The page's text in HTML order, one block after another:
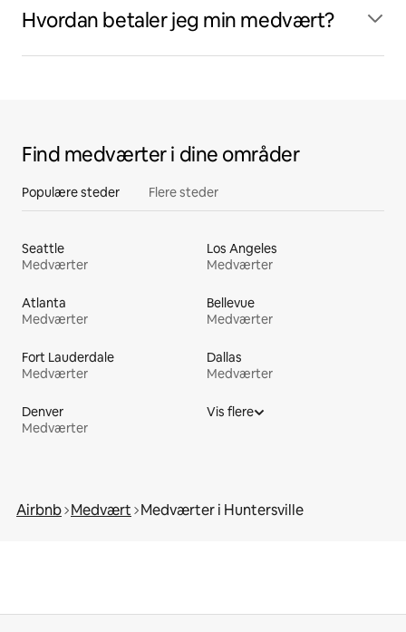
Hvordan betaler jeg min medvært?
Find medværter i dine områder
Populære steder Flere steder
Seattle
Medværter
Los Angeles
Medværter
Atlanta
Medværter
Bellevue
Medværter
Fort Lauderdale
Medværter
Dallas
Medværter
Denver
Medværter
Vis flere
Airbnb Medvært Medværter i Huntersville